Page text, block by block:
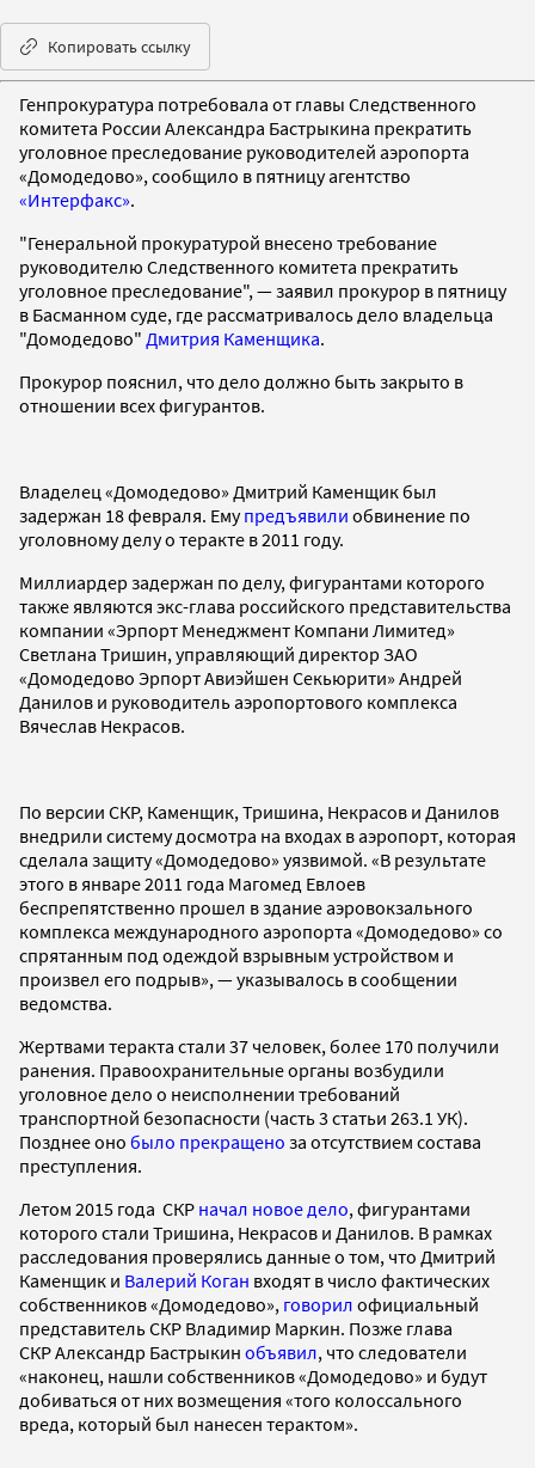
Копировать ссылку
Генпрокуратура потребовала от главы Следственного
комитета России Александра Бастрыкина прекратить
уголовное преследование руководителей аэропорта
«Домодедово», сообщило в пятницу агентство
«Интерфакс».
"Генеральной прокуратурой внесено требование
руководителю Следственного комитета прекратить
уголовное преследование", — заявил прокурор в пятницу
в Басманном суде, где рассматривалось дело владельца
"Домодедово" Дмитрия Каменщика.
Прокурор пояснил, что дело должно быть закрыто в
отношении всех фигурантов.
Владелец «Домодедово» Дмитрий Каменщик был
задержан 18 февраля. Емупредъявили обвинение по
уголовному делу о теракте в 2011 году.
Миллиардер задержан по делу, фигурантами которого
также являются экс-глава российского представительства
компании «Эрпорт Менеджмент Компани Лимитед»
Светлана Тришин, управляющий директор ЗАО
«Домодедово Эрпорт Авиэйшен Секьюрити» Андрей
Данилов и руководитель аэропортового комплекса
Вячеслав Некрасов.
По версии СКР, Каменщик, Тришина, Некрасов и Данилов
внедрили систему досмотра на входах в аэропорт, которая
сделала защиту «Домодедово» уязвимой. «В результате
этого в январе 2011 года Магомед Евлоев
беспрепятственно прошел в здание аэровокзального
комплекса международного аэропорта «Домодедово» со
спрятанным под одеждой взрывным устройством и
произвел его подрыв», — указывалось в сообщении
ведомства.
Жертвами теракта стали 37 человек, более 170 получили
ранения. Правоохранительные органы возбудили
уголовное дело о неисполнении требований
транспортной безопасности (часть 3 статьи 263.1 УК).
Позднее оно было прекращено за отсутствием состава
преступления.
Летом 2015 года СКР начал новое дело, фигурантами
которого стали Тришина, Некрасов и Данилов. В рамках
расследования проверялись данные о том, что Дмитрий
Каменщик и Валерий Коган входят в число фактических
собственников «Домодедово», говорил официальный
представитель СКР Владимир Маркин. Позже глава
СКР Александр Бастрыкин объявил, что следователи
«наконец, нашли собственников «Домодедово» и будут
добиваться от них возмещения «того колоссального
вреда, который был нанесен терактом».